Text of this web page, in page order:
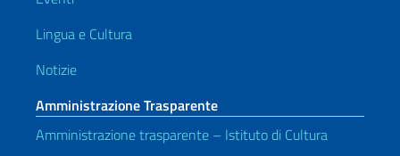
Lingua e Cultura
Notizie
Amministrazione Trasparente
Amministrazione trasparente – Istituto di Cultura